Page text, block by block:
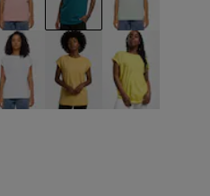
rosa türkis türkis